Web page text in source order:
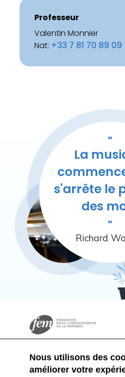
Professeur
Valentin Monnier
Nat: +33 7 81 70 89 09
La
s'arrête le
des
Richard
Nous utilisons des
améliorer votre